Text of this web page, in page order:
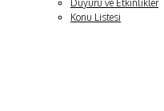
Duyuru ve Etkinlikler
Konu Listesi